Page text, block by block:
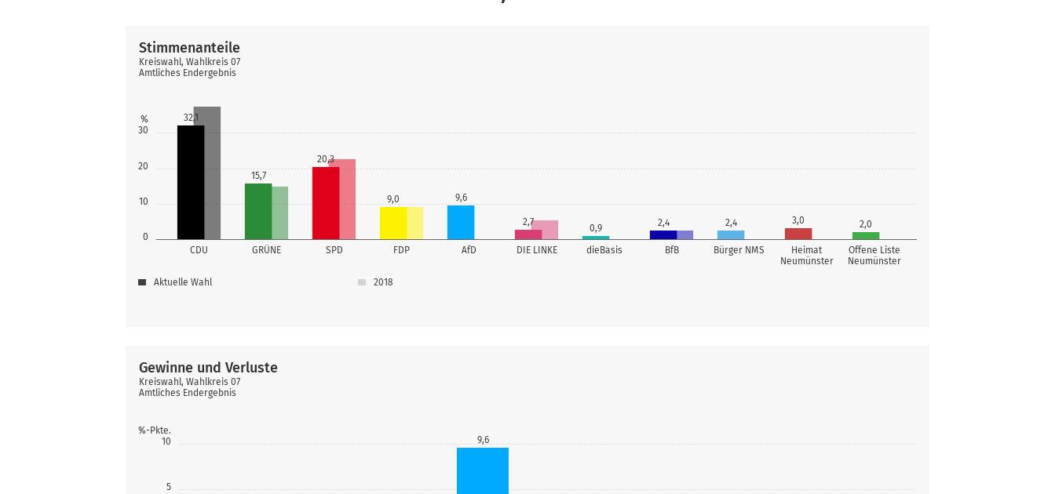
0
10
20
30
%
CDU GRÜNE SPD FDP AfD DIE LINKE dieBasis BfB Bürger NMS
Heimat
Neumünster
Offene Liste
Neumünster
32,1
15,7
20,3
9,0 9,6
2,7
0,9 2,4 2,4 3,0 2,0
Stimmenanteile
Kreiswahl, Wahlkreis 07
Amtliches Endergebnis
Aktuelle Wahl 2018
5
10
%-Pkte.
9,6
Gewinne und Verluste
Kreiswahl, Wahlkreis 07
Amtliches Endergebnis